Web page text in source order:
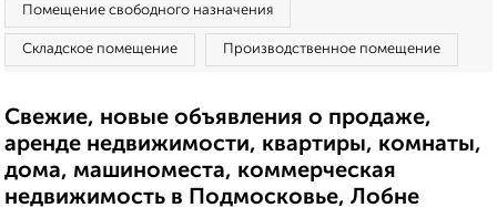
Помещение свободного назначения
Складское помещение Производственное помещение
Свежие, новые объявления о продаже,
аренде недвижимости, квартиры, комнаты,
дома, машиноместа, коммерческая
недвижимость в Подмосковье, Лобне